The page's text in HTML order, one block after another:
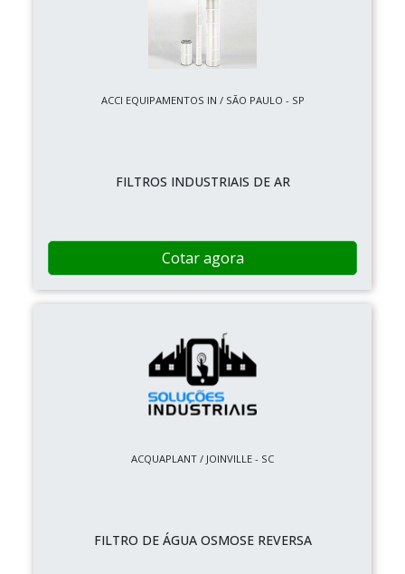
ACCI EQUIPAMENTOS IN / SÃO PAULO - SP
FILTROS INDUSTRIAIS DE AR
Cotar agora
ACQUAPLANT / JOINVILLE - SC
FILTRO DE ÁGUA OSMOSE REVERSA